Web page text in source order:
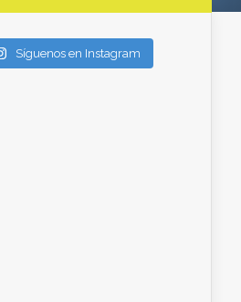
Síguenos en Instagram